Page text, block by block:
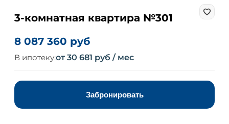
3-комнатная квартира №301
8 087 360 руб
В ипотеку:от 30 681 руб / мес
Забронировать